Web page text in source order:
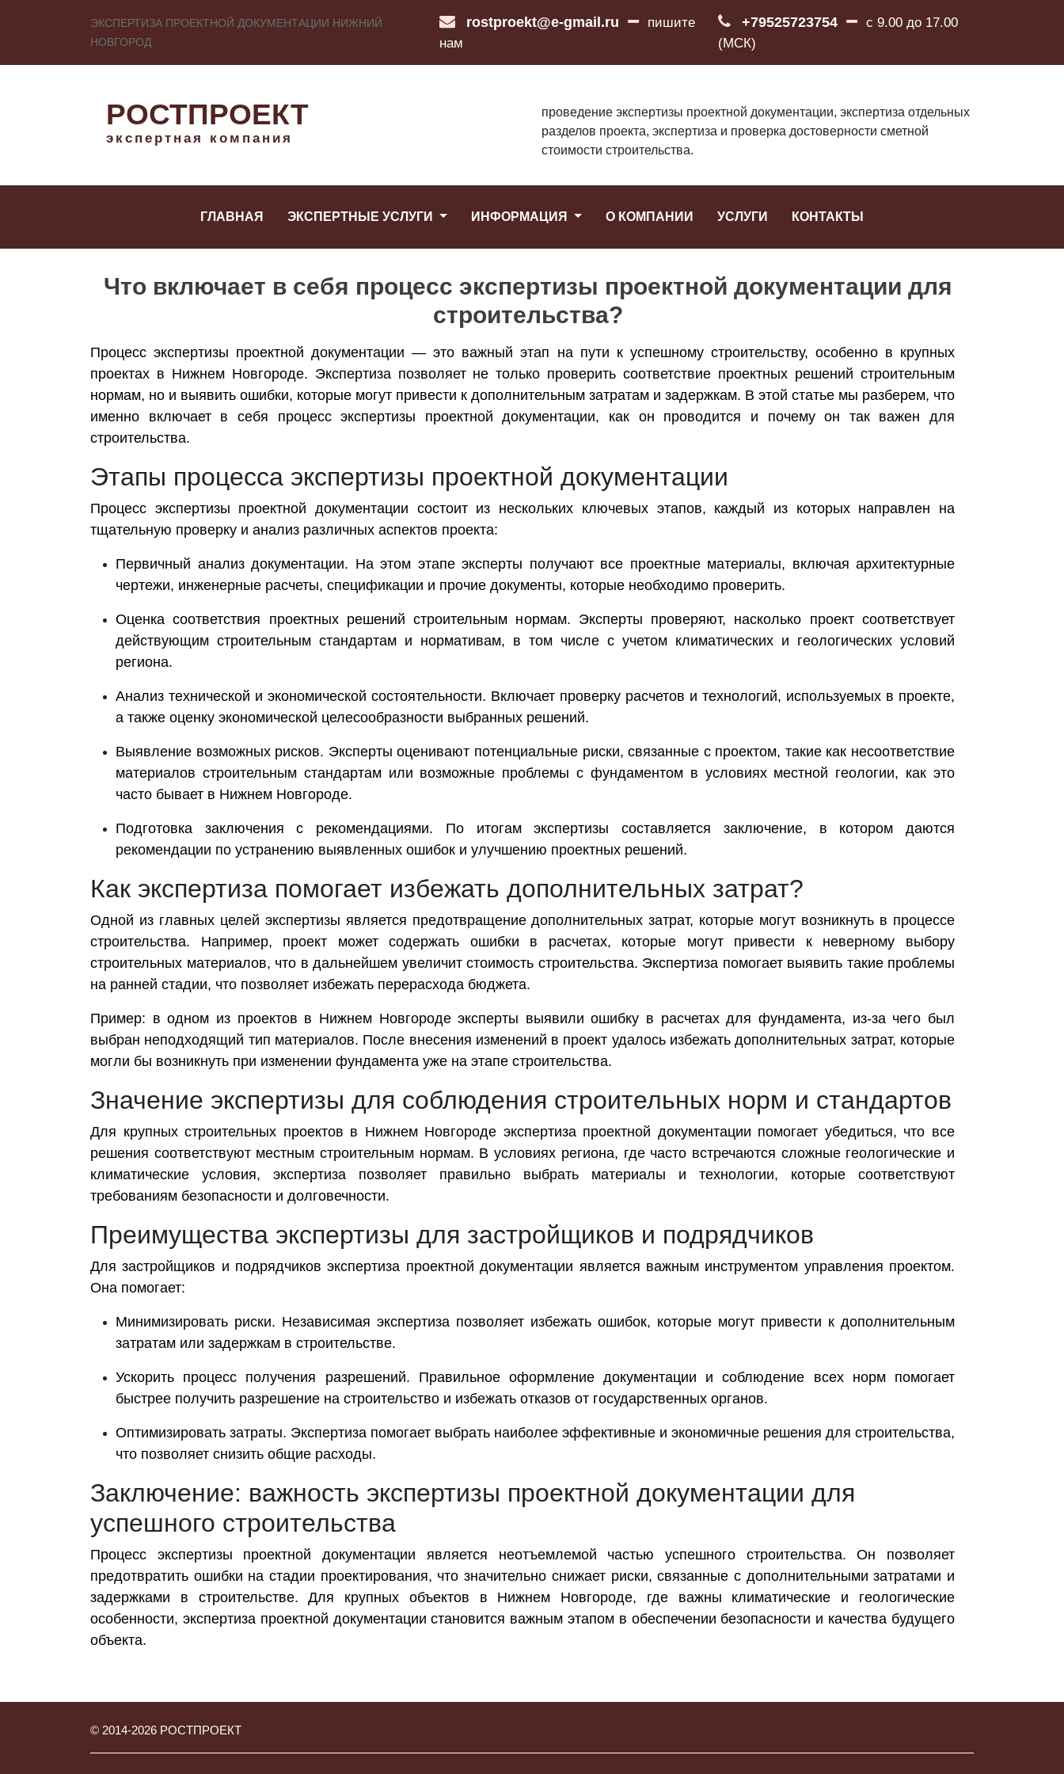
ЭКСПЕРТИЗА ПРОЕКТНОЙ ДОКУМЕНТАЦИИ НИЖНИЙ
НОВГОРОД
rostproekt@e-gmail.ru
пишите
нам
+79525723754
с 9.00 до 17.00
(МСК)
РОСТПРОЕКТ
экспертная компания
проведение экспертизы проектной документации, экспертиза отдельных
разделов проекта, экспертиза и проверка достоверности сметной
стоимости строительства.
ГЛАВНАЯ ЭКСПЕРТНЫЕ УСЛУГИ ИНФОРМАЦИЯ О КОМПАНИИ УСЛУГИ КОНТАКТЫ
Что включает в себя процесс экспертизы проектной документации для
строительства?
Процесс экспертизы проектной документации — это важный этап на пути к успешному строительству, особенно в крупных
проектах в Нижнем Новгороде. Экспертиза позволяет не только проверить соответствие проектных решений строительным
нормам, но и выявить ошибки, которые могут привести к дополнительным затратам и задержкам. В этой статье мы разберем, что
именно включает в себя процесс экспертизы проектной документации, как он проводится и почему он так важен для
строительства.
Этапы процесса экспертизы проектной документации
Процесс экспертизы проектной документации состоит из нескольких ключевых этапов, каждый из которых направлен на
тщательную проверку и анализ различных аспектов проекта:
Первичный анализ документации. На этом этапе эксперты получают все проектные материалы, включая архитектурные
чертежи, инженерные расчеты, спецификации и прочие документы, которые необходимо проверить.
Оценка соответствия проектных решений строительным нормам. Эксперты проверяют, насколько проект соответствует
действующим строительным стандартам и нормативам, в том числе с учетом климатических и геологических условий
региона.
Анализ технической и экономической состоятельности. Включает проверку расчетов и технологий, используемых в проекте,
а также оценку экономической целесообразности выбранных решений.
Выявление возможных рисков. Эксперты оценивают потенциальные риски, связанные с проектом, такие как несоответствие
материалов строительным стандартам или возможные проблемы с фундаментом в условиях местной геологии, как это
часто бывает в Нижнем Новгороде.
Подготовка заключения с рекомендациями. По итогам экспертизы составляется заключение, в котором даются
рекомендации по устранению выявленных ошибок и улучшению проектных решений.
Как экспертиза помогает избежать дополнительных затрат?
Одной из главных целей экспертизы является предотвращение дополнительных затрат, которые могут возникнуть в процессе
строительства. Например, проект может содержать ошибки в расчетах, которые могут привести к неверному выбору
строительных материалов, что в дальнейшем увеличит стоимость строительства. Экспертиза помогает выявить такие проблемы
на ранней стадии, что позволяет избежать перерасхода бюджета.
Пример: в одном из проектов в Нижнем Новгороде эксперты выявили ошибку в расчетах для фундамента, из-за чего был
выбран неподходящий тип материалов. После внесения изменений в проект удалось избежать дополнительных затрат, которые
могли бы возникнуть при изменении фундамента уже на этапе строительства.
Значение экспертизы для соблюдения строительных норм и стандартов
Для крупных строительных проектов в Нижнем Новгороде экспертиза проектной документации помогает убедиться, что все
решения соответствуют местным строительным нормам. В условиях региона, где часто встречаются сложные геологические и
климатические условия, экспертиза позволяет правильно выбрать материалы и технологии, которые соответствуют
требованиям безопасности и долговечности.
Преимущества экспертизы для застройщиков и подрядчиков
Для застройщиков и подрядчиков экспертиза проектной документации является важным инструментом управления проектом.
Она помогает:
Минимизировать риски. Независимая экспертиза позволяет избежать ошибок, которые могут привести к дополнительным
затратам или задержкам в строительстве.
Ускорить процесс получения разрешений. Правильное оформление документации и соблюдение всех норм помогает
быстрее получить разрешение на строительство и избежать отказов от государственных органов.
Оптимизировать затраты. Экспертиза помогает выбрать наиболее эффективные и экономичные решения для строительства,
что позволяет снизить общие расходы.
Заключение: важность экспертизы проектной документации для
успешного строительства
Процесс экспертизы проектной документации является неотъемлемой частью успешного строительства. Он позволяет
предотвратить ошибки на стадии проектирования, что значительно снижает риски, связанные с дополнительными затратами и
задержками в строительстве. Для крупных объектов в Нижнем Новгороде, где важны климатические и геологические
особенности, экспертиза проектной документации становится важным этапом в обеспечении безопасности и качества будущего
объекта.
© 2014-2026 РОСТПРОЕКТ